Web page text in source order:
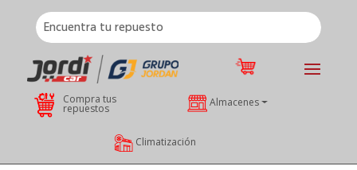
Compra tus
repuestos Almacenes
Climatización